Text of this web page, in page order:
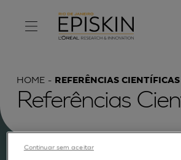
HOME REFERÊNCIAS CIENTÍFICAS
Referências
Continuar sem aceitar